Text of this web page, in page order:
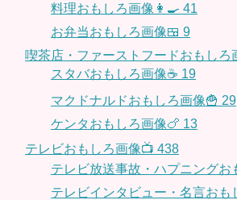
料理おもしろ画像👩‍🍳 41
お弁当おもしろ画像🍱 9
喫茶店・ファーストフードおもしろ
スタバおもしろ画像☕️ 19
マクドナルドおもしろ画像🍟 29
ケンタおもしろ画像🍗 13
テレビおもしろ画像📺 438
テレビ放送事故・ハプニングお
テレビインタビュー・名言おも